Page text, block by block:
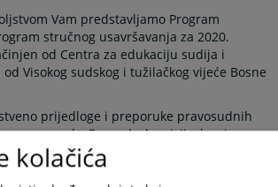
Vam predstavljamo Program
stručnog usavršavanja za 2020.
od Centra za edukaciju sudija i
Visokog sudskog i tužilačkog vijeće Bosne
prijedloge i preporuke pravosudnih
preporuke Evropske komisije, kao i
dokumentima u Bosni i Hercegovini,
komisije za edukaciju VSTV BiH, kreirali
kolačića